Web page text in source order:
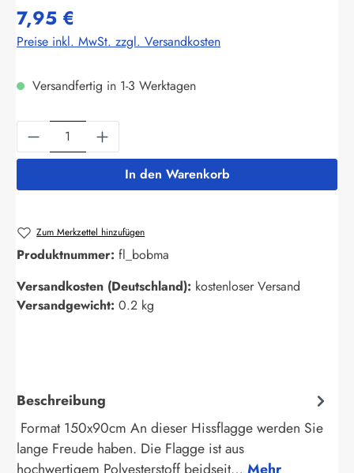
7,95 €
Preise inkl. MwSt. zzgl. Versandkosten
Versandfertig in 1-3 Werktagen
Produkt Anzahl: Gib den gewünschten
In den Warenkorb
Zum Merkzettel hinzufügen
Produktnummer: fl_bobma
Versandkosten (Deutschland): kostenloser Versand
Versandgewicht: 0.2 kg
Beschreibung
Format 150x90cm An dieser Hissflagge werden Sie
lange Freude haben. Die Flagge ist aus